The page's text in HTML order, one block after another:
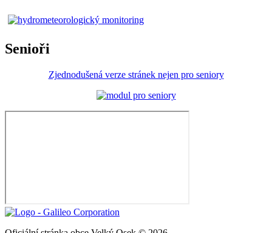
Senioři
Zjednodušená verze stránek nejen pro seniory